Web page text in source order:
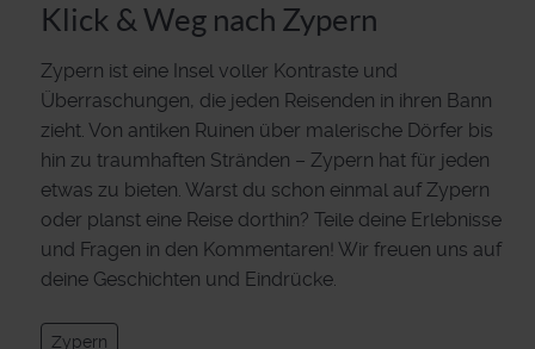
Klick & Weg nach Zypern
Zypern ist eine Insel voller Kontraste und
Überraschungen, die jeden Reisenden in ihren Bann
zieht. Von antiken Ruinen über malerische Dörfer bis
hin zu traumhaften Stränden – Zypern hat für jeden
etwas zu bieten. Warst du schon einmal auf Zypern
oder planst eine Reise dorthin? Teile deine Erlebnisse
und Fragen in den Kommentaren! Wir freuen uns auf
deine Geschichten und Eindrücke.
Zypern